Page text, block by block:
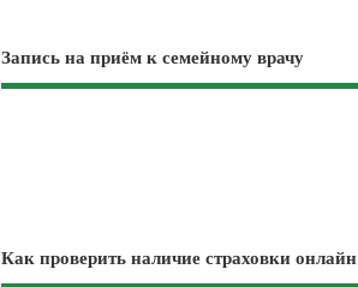
Запись на приём к семейному врачу
Как проверить наличие страховки онлайн